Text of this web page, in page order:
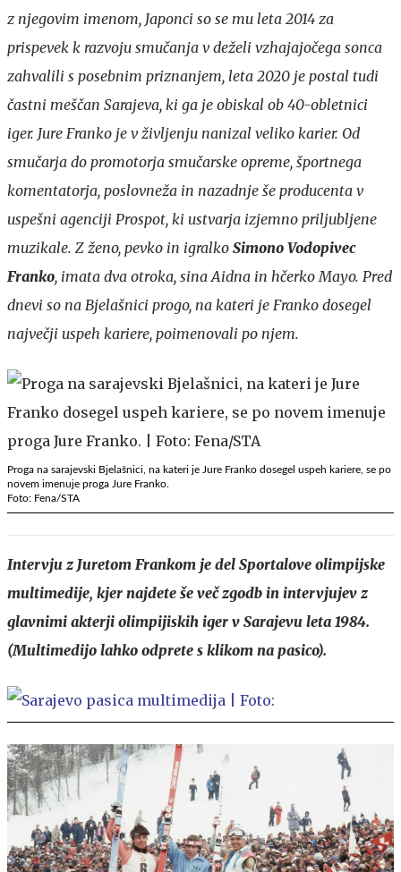
z njegovim imenom, Japonci so se mu leta 2014 za
prispevek k razvoju smučanja v deželi vzhajajočega sonca
zahvalili s posebnim priznanjem, leta 2020 je postal tudi
častni meščan Sarajeva, ki ga je obiskal ob 40-obletnici
iger. Jure Franko je v življenju nanizal veliko karier. Od
smučarja do promotorja smučarske opreme, športnega
komentatorja, poslovneža in nazadnje še producenta v
uspešni agenciji Prospot, ki ustvarja izjemno priljubljene
muzikale. Z ženo, pevko in igralko Simono Vodopivec
Franko, imata dva otroka, sina Aidna in hčerko Mayo. Pred
dnevi so na Bjelašnici progo, na kateri je Franko dosegel
največji uspeh kariere, poimenovali po njem.
Proga na sarajevski Bjelašnici, na kateri je Jure Franko dosegel uspeh kariere, se po
novem imenuje proga Jure Franko.
Foto: Fena/STA
Intervju z Juretom Frankom je del Sportalove olimpijske
multimedije, kjer najdete še več zgodb in intervjujev z
glavnimi akterji olimpijiskih iger v Sarajevu leta 1984.
(Multimedijo lahko odprete s klikom na pasico).